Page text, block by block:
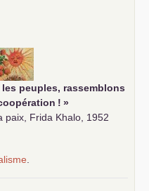
les peuples, rassemblons
! »
paix, Frida Khalo, 1952
.